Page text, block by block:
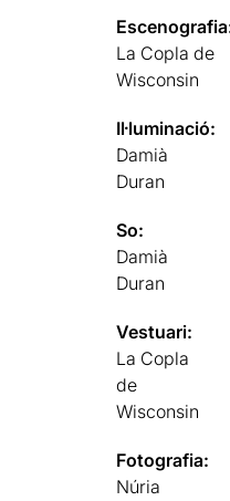
La Copla de
Wisconsin
Il·luminació:
Damià
Duran
So:
Damià
Duran
Vestuari:
La Copla
de
Wisconsin
Fotografia:
Núria